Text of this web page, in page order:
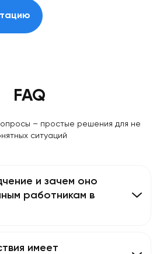
FAQ
– простые решения для не
ситуаций
и зачем оно
работникам в
имеет